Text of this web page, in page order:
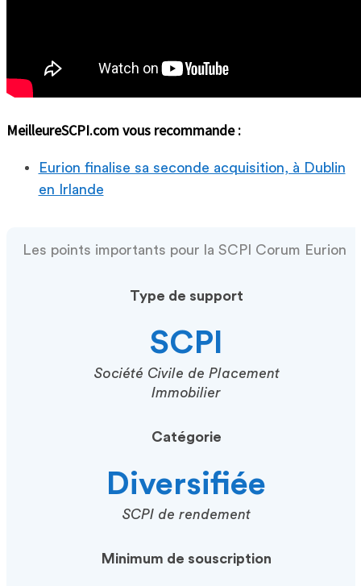
MeilleureSCPI.com vous recommande :
Eurion finalise sa seconde acquisition, à Dublin
en Irlande
Les points importants pour la SCPI Corum Eurion
Type de support
SCPI
Société Civile de Placement
Immobilier
Catégorie
Diversifiée
SCPI de rendement
Minimum de souscription